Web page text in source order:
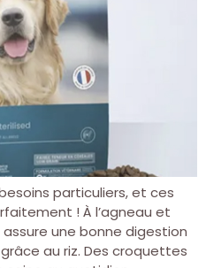
particuliers, et ces
! À l’agneau et
une bonne digestion
au riz. Des croquettes